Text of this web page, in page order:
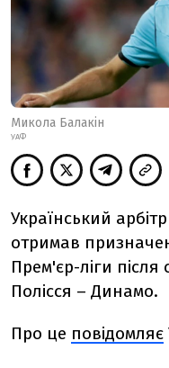
Микола Балакін
УАФ
Український
отримав
Прем'єр-ліги
Полісся – Динамо.
Про це повідомляє